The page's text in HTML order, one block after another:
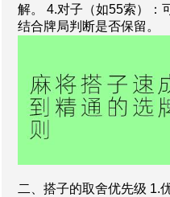
解。 4.对子（如55索）：
结合牌局判断是否保留。
二、搭子的取舍优先级 1.